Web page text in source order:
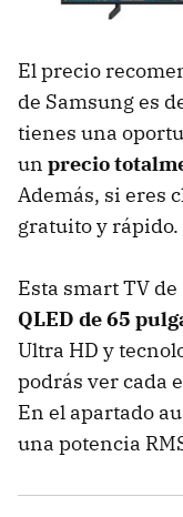
El precio
de Samsung es
tienes una
un precio
Además, si eres
gratuito y rápido.
Esta smart TV
QLED de 65
Ultra HD y
podrás ver cada
En el apartado
una potencia